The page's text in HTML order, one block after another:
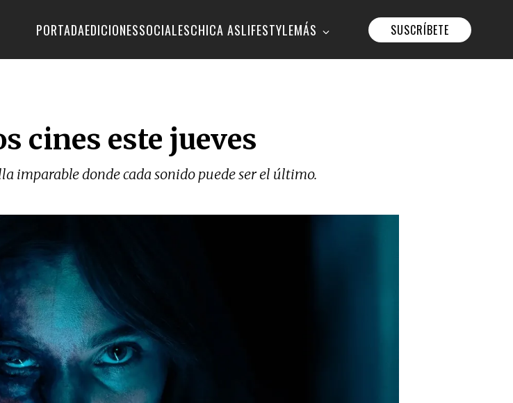
PORTADAEDICIONESSOCIALESCHICA ASLIFESTYLEMÁS SUSCRÍBETE
cines este jueves
imparable donde cada sonido puede ser el último.